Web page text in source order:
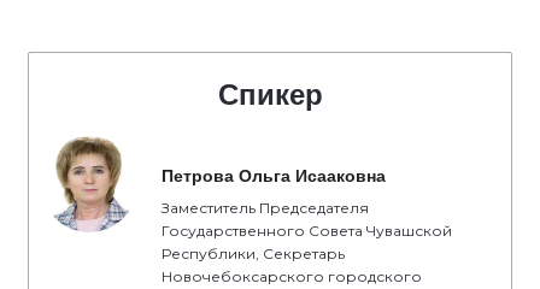
Спикер
Петрова Ольга Исааковна
Заместитель Председателя
Государственного Совета Чувашской
Республики, Секретарь
Новочебоксарского городского